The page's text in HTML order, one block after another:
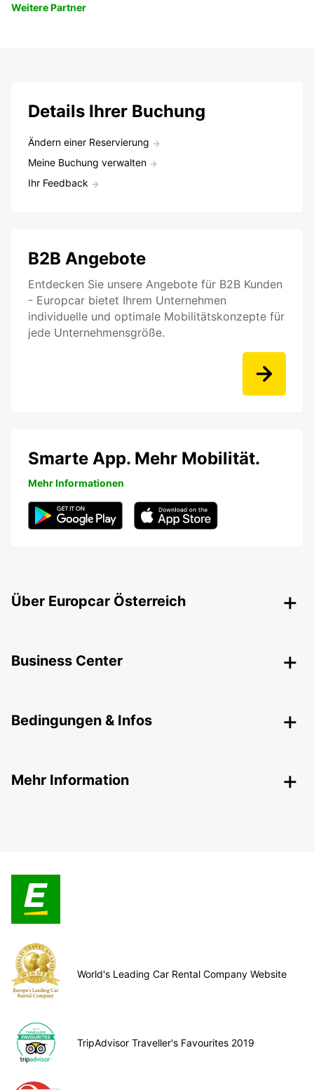
Weitere Partner
Details Ihrer Buchung
Ändern einer Reservierung
Meine Buchung verwalten
Ihr Feedback
B2B Angebote
Entdecken Sie unsere Angebote für B2B Kunden
- Europcar bietet Ihrem Unternehmen
individuelle und optimale Mobilitätskonzepte für
jede Unternehmensgröße.
Smarte App. Mehr Mobilität.
Mehr Informationen
Über Europcar Österreich
Business Center
Bedingungen & Infos
Mehr Information
World's Leading Car Rental Company Website
TripAdvisor Traveller's Favourites 2019